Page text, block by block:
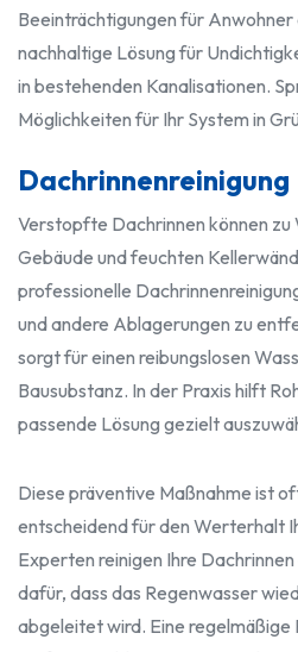
Beeinträchtigungen für
nachhaltige Lösung für
in bestehenden Kanalisationen.
Möglichkeiten für Ihr System in
Dachrinnenreinigung
Verstopfte Dachrinnen können zu
Gebäude und feuchten
professionelle
und andere Ablagerungen zu
sorgt für einen reibungslosen
Bausubstanz. In der Praxis hilft
passende Lösung gezielt
Diese präventive Maßnahme ist
entscheidend für den Werterhalt
Experten reinigen Ihre
dafür, dass das Regenwasser
abgeleitet wird. Eine regelmäßige